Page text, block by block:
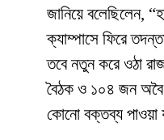
জানিয়ে বলেছিলেন,
ক্যাম্পাসে ফিরে
তবে নতুন করে ওঠা
বৈঠক ও ১০৪ জন অবৈধ
কোনো বক্তব্য পাওয়া